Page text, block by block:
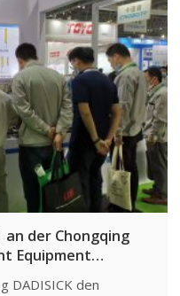
an der Chongqing
Equipment
DADISICK den